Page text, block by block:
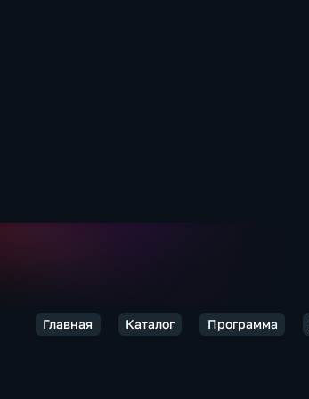
Главная Каталог Программа